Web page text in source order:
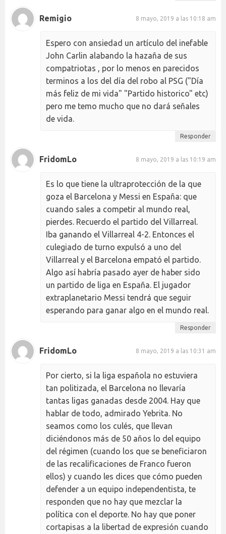
Remigio 8 mayo, 2019 a las 10:18 am
Espero con ansiedad un artículo del inefable
John Carlin alabando la hazaña de sus
compatriotas , por lo menos en parecidos
terminos a los del día del robo al PSG ("Día
más feliz de mi vida" "Partido historico" etc)
pero me temo mucho que no dará señales
de vida.
Responder
FridomLo 8 mayo, 2019 a las 10:19 am
Es lo que tiene la ultraprotección de la que
goza el Barcelona y Messi en España: que
cuando sales a competir al mundo real,
pierdes. Recuerdo el partido del Villarreal.
Iba ganando el Villarreal 4-2. Entonces el
culegiado de turno expulsó a uno del
Villarreal y el Barcelona empató el partido.
Algo así habría pasado ayer de haber sido
un partido de liga en España. El jugador
extraplanetario Messi tendrá que seguir
esperando para ganar algo en el mundo real.
Responder
FridomLo 8 mayo, 2019 a las 10:31 am
Por cierto, si la liga española no estuviera
tan politizada, el Barcelona no llevaría
tantas ligas ganadas desde 2004. Hay que
hablar de todo, admirado Yebrita. No
seamos como los culés, que llevan
diciéndonos más de 50 años lo del equipo
del régimen (cuando los que se beneficiaron
de las recalificaciones de Franco fueron
ellos) y cuando les dices que cómo pueden
defender a un equipo independentista, te
responden que no hay que mezclar la
política con el deporte. No hay que poner
cortapisas a la libertad de expresión cuando